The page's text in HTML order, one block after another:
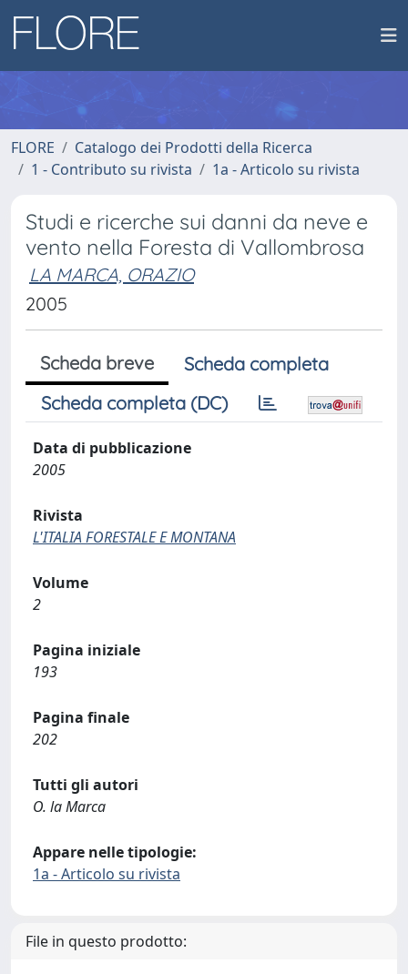
FLORE
Catalogo dei Prodotti della Ricerca
1 - Contributo su rivista
1a - Articolo su rivista
Studi e ricerche sui danni da neve e
vento nella Foresta di Vallombrosa
LA MARCA, ORAZIO
2005
Scheda breve
Scheda completa
Scheda completa (DC)
Data di pubblicazione
2005
Rivista
L'ITALIA FORESTALE E MONTANA
Volume
2
Pagina iniziale
193
Pagina finale
202
Tutti gli autori
O. la Marca
Appare nelle tipologie:
1a - Articolo su rivista
File in questo prodotto: